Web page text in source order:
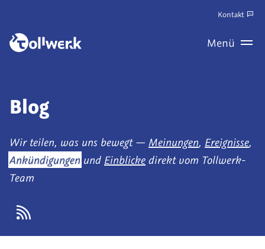
Zum
Menü
Kontakt
Blog
Wir teilen, was uns bewegt — Meinungen, Ereignisse,
Ankündigungen und Einblicke direkt vom Tollwerk-
Team
Atom-
Feed